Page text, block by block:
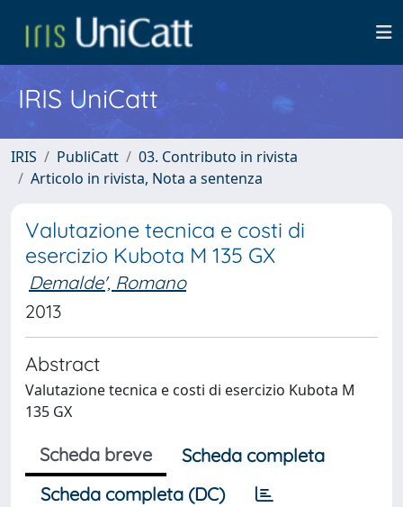
IRIS UniCatt
IRIS PubliCatt
03. Contributo in rivista
Articolo in rivista, Nota a sentenza
Valutazione tecnica e costi di
esercizio Kubota M 135 GX
Demalde', Romano
2013
Abstract
Valutazione tecnica e costi di esercizio Kubota M
135 GX
Scheda breve
Scheda completa
Scheda completa (DC)